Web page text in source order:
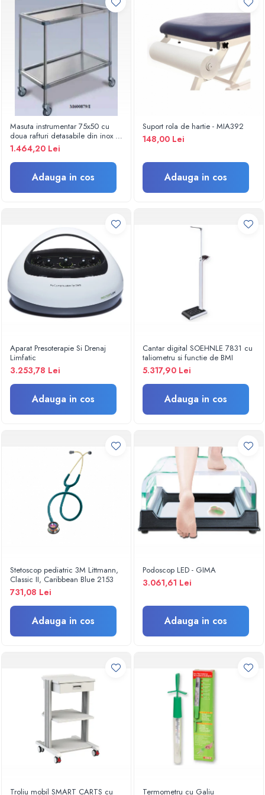
Criocautere
Electrozi
Hartie
Accesorii pentru perfuzie
Filtre antibacteriene si antivirale
Garouri
Ochelari de protectie
Gel ECO
Cabluri EKG (10 fire)
Vase
Spirometrie
Spirometre
Filtre antibacteriene
Alte dispozitive respiratorii
Clesti nazali
Investigare si diagnostic
Dermatoscoape
Audiometre
Set ORL/Oftalmo
Lampi examinare
Testare reflexe
Lampi cu infrarosu
Electroencefalografe
Stetoscoape
Tensiometre
Oftalmoscoape
Otoscoape
Ingrijirea sanatatii
Aparate aerosoli
Aparate masaj
Glucometre
Perne si paturi electrice
Perne ortopedice
Masuta instrumentar 75x50 cu
doua rafturi detasabile din inox -
M600879/I
1.464,20 Lei
Adauga in cos
Suport rola de hartie - MIA392
148,00 Lei
Adauga in cos
Aparat Presoterapie Si Drenaj
Limfatic
3.253,78 Lei
Adauga in cos
Cantar digital SOEHNLE 7831 cu
taliometru si functie de BMI
5.317,90 Lei
Adauga in cos
Stetoscop pediatric 3M Littmann,
Classic II, Caribbean Blue 2153
731,08 Lei
Adauga in cos
Podoscop LED - GIMA
3.061,61 Lei
Adauga in cos
Troliu mobil SMART CARTS cu Termometru cu Galiu